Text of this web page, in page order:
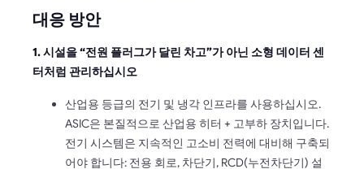
대응 방안
1. 시설을 “전원 플러그가 달린 차고”가 아닌 소형 데이터 센
터처럼 관리하십시오
산업용 등급의 전기 및 냉각 인프라를 사용하십시오.
ASIC은 본질적으로 산업용 히터 + 고부하 장치입니다.
전기 시스템은 지속적인 고소비 전력에 대비해 구축되
어야 합니다: 전용 회로, 차단기, RCD(누전차단기) 설